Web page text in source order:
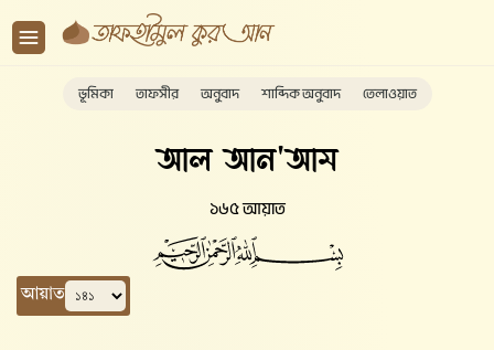
ভূমিকা তাফসীর অনুবাদ শাব্দিক অনুবাদ তেলাওয়াত
আল আন'আম
১৬৫ আয়াত
আয়াত